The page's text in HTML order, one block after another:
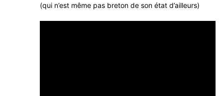
(qui n’est même pas breton de son état d’ailleurs)